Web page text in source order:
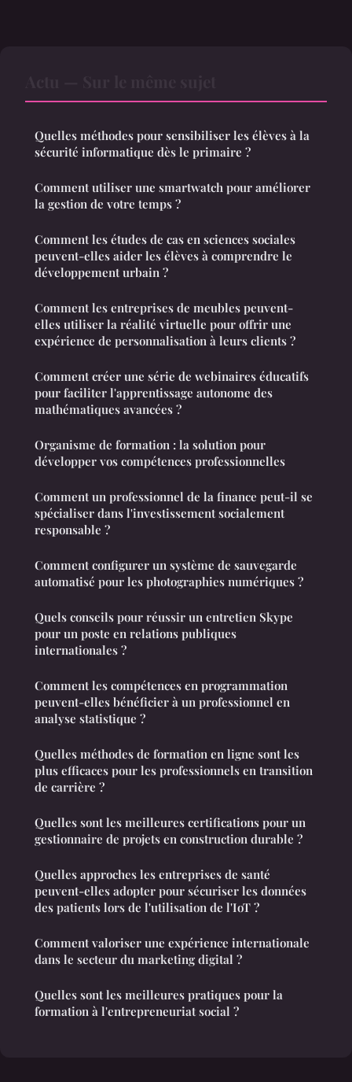
Quelles méthodes pour sensibiliser les élèves à la
sécurité informatique dès le primaire ?
Comment utiliser une smartwatch pour améliorer
la gestion de votre temps ?
Comment les études de cas en sciences sociales
peuvent-elles aider les élèves à comprendre le
développement urbain ?
Comment les entreprises de meubles peuvent-
elles utiliser la réalité virtuelle pour offrir une
expérience de personnalisation à leurs clients ?
Comment créer une série de webinaires éducatifs
pour faciliter l'apprentissage autonome des
mathématiques avancées ?
Organisme de formation : la solution pour
développer vos compétences professionnelles
Comment un professionnel de la finance peut-il se
spécialiser dans l'investissement socialement
responsable ?
Comment configurer un système de sauvegarde
automatisé pour les photographies numériques ?
Quels conseils pour réussir un entretien Skype
pour un poste en relations publiques
internationales ?
Comment les compétences en programmation
peuvent-elles bénéficier à un professionnel en
analyse statistique ?
Quelles méthodes de formation en ligne sont les
plus efficaces pour les professionnels en transition
de carrière ?
Quelles sont les meilleures certifications pour un
gestionnaire de projets en construction durable ?
Quelles approches les entreprises de santé
peuvent-elles adopter pour sécuriser les données
des patients lors de l'utilisation de l'IoT ?
Comment valoriser une expérience internationale
dans le secteur du marketing digital ?
Quelles sont les meilleures pratiques pour la
formation à l'entrepreneuriat social ?